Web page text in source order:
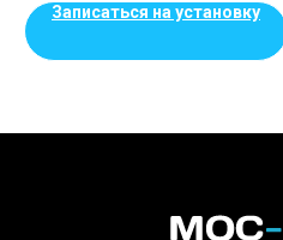
Записаться на установку